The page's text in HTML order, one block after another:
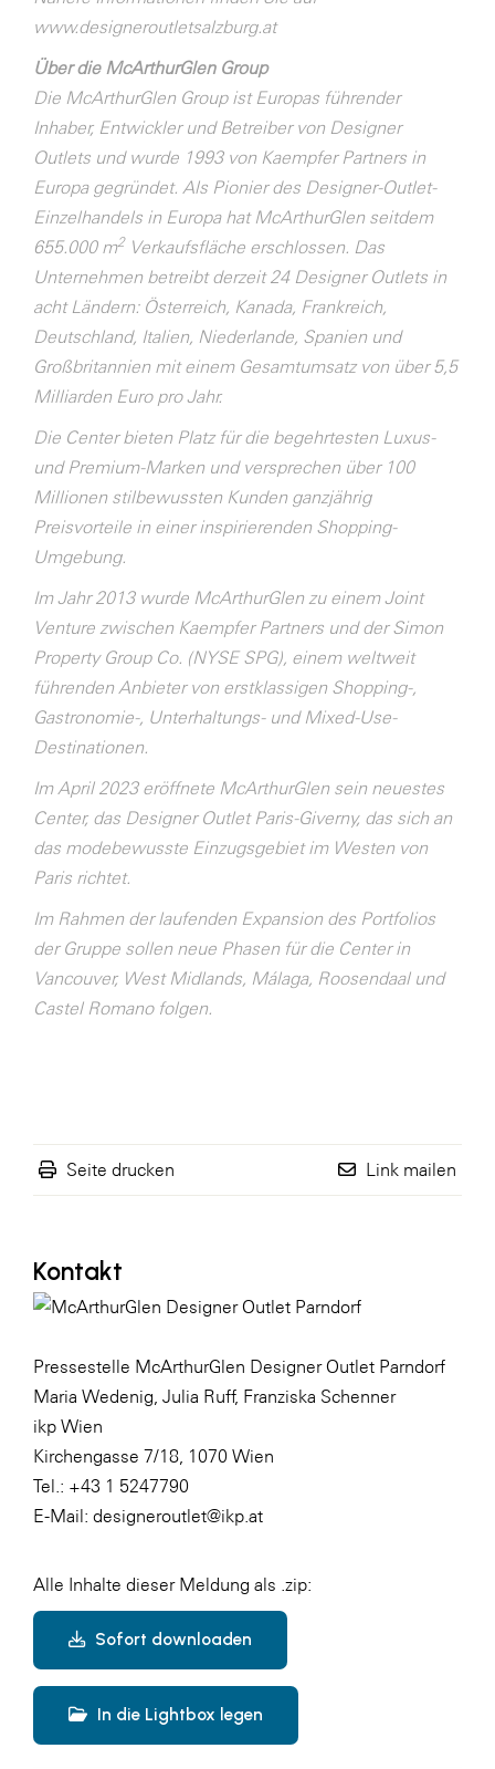
www.designeroutletsalzburg.at
Über die McArthurGlen Group
Die McArthurGlen Group ist Europas führender
Inhaber, Entwickler und Betreiber von Designer
Outlets und wurde 1993 von Kaempfer Partners in
Europa gegründet. Als Pionier des Designer-Outlet-
Einzelhandels in Europa hat McArthurGlen seitdem
655.000 m2Verkaufsfläche erschlossen. Das
Unternehmen betreibt derzeit 24 Designer Outlets in
acht Ländern: Österreich, Kanada, Frankreich,
Deutschland, Italien, Niederlande, Spanien und
Großbritannien mit einem Gesamtumsatz von über 5,5
Milliarden Euro pro Jahr.
Die Center bieten Platz für die begehrtesten Luxus-
und Premium-Marken und versprechen über 100
Millionen stilbewussten Kunden ganzjährig
Preisvorteile in einer inspirierenden Shopping-
Umgebung.
Im Jahr 2013 wurde McArthurGlen zu einem Joint
Venture zwischen Kaempfer Partners und der Simon
Property Group Co. (NYSE SPG), einem weltweit
führenden Anbieter von erstklassigen Shopping-,
Gastronomie-, Unterhaltungs- und Mixed-Use-
Destinationen.
Im April 2023 eröffnete McArthurGlen sein neuestes
Center, das Designer Outlet Paris-Giverny, das sich an
das modebewusste Einzugsgebiet im Westen von
Paris richtet.
Im Rahmen der laufenden Expansion des Portfolios
der Gruppe sollen neue Phasen für die Center in
Vancouver, West Midlands, Málaga, Roosendaal und
Castel Romano folgen.
Seite drucken Link mailen
Kontakt
Pressestelle McArthurGlen Designer Outlet Parndorf
Maria Wedenig, Julia Ruff, Franziska Schenner
ikp Wien
Kirchengasse 7/18, 1070 Wien
Tel.: +43 1 5247790
E-Mail: designeroutlet@ikp.at
Alle Inhalte dieser Meldung als .zip:
Sofort downloaden
In die Lightbox legen